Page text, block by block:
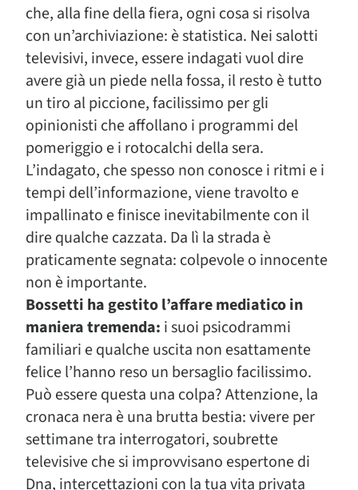
che, alla fine della fiera, ogni cosa si risolva
con un’archiviazione: è statistica. Nei salotti
televisivi, invece, essere indagati vuol dire
avere già un piede nella fossa, il resto è tutto
un tiro al piccione, facilissimo per gli
opinionisti che affollano i programmi del
pomeriggio e i rotocalchi della sera.
L’indagato, che spesso non conosce i ritmi e i
tempi dell’informazione, viene travolto e
impallinato e finisce inevitabilmente con il
dire qualche cazzata. Da lì la strada è
praticamente segnata: colpevole o innocente
non è importante.
Bossetti ha gestito l’affare mediatico in
maniera tremenda: i suoi psicodrammi
familiari e qualche uscita non esattamente
felice l’hanno reso un bersaglio facilissimo.
Può essere questa una colpa? Attenzione, la
cronaca nera è una brutta bestia: vivere per
settimane tra interrogatori, soubrette
televisive che si improvvisano espertone di
Dna, intercettazioni con la tua vita privata